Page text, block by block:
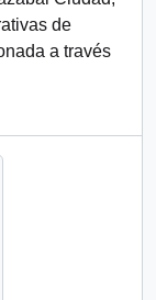
de
a través